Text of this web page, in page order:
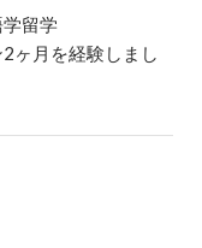
留学
ヶ月を経験しまし